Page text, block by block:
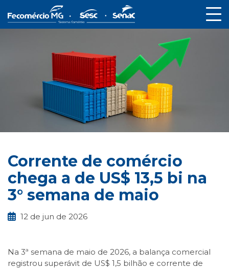
Corrente de comércio
chega a de US$ 13,5 bi na
3° semana de maio
12 de jun de 2026
Na 3ª semana de maio de 2026, a balança comercial
registrou superávit de US$ 1,5 bilhão e corrente de